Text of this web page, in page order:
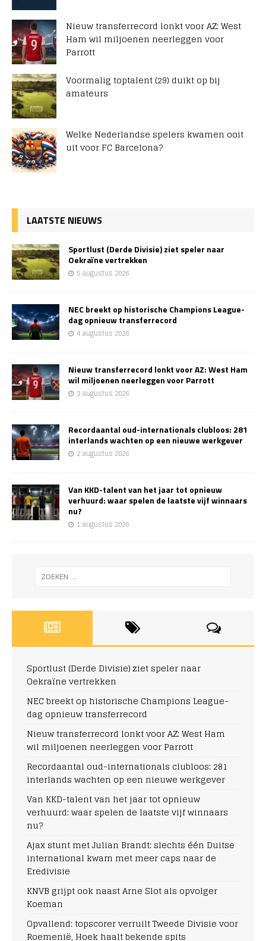
Nieuw transferrecord lonkt voor AZ: West
Ham wil miljoenen neerleggen voor
Parrott
Voormalig toptalent (29) duikt op bij
amateurs
Welke Nederlandse spelers kwamen ooit
uit voor FC Barcelona?
LAATSTE NIEUWS
Sportlust (Derde Divisie) ziet speler naar
Oekraïne vertrekken
5 augustus 2026
NEC breekt op historische Champions League-
dag opnieuw transferrecord
4 augustus 2026
Nieuw transferrecord lonkt voor AZ: West Ham
wil miljoenen neerleggen voor Parrott
3 augustus 2026
Recordaantal oud-internationals clubloos: 281
interlands wachten op een nieuwe werkgever
2 augustus 2026
Van KKD-talent van het jaar tot opnieuw
verhuurd: waar spelen de laatste vijf winnaars
nu?
1 augustus 2026
Sportlust (Derde Divisie) ziet speler naar
Oekraïne vertrekken
NEC breekt op historische Champions League-
dag opnieuw transferrecord
Nieuw transferrecord lonkt voor AZ: West Ham
wil miljoenen neerleggen voor Parrott
Recordaantal oud-internationals clubloos: 281
interlands wachten op een nieuwe werkgever
Van KKD-talent van het jaar tot opnieuw
verhuurd: waar spelen de laatste vijf winnaars
nu?
Ajax stunt met Julian Brandt: slechts één Duitse
international kwam met meer caps naar de
Eredivisie
KNVB grijpt ook naast Arne Slot als opvolger
Koeman
Opvallend: topscorer verruilt Tweede Divisie voor
Roemenië, Hoek haalt bekende spits